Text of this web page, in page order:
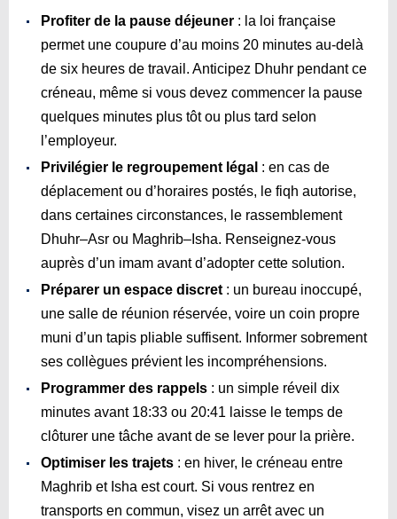
Profiter de la pause déjeuner : la loi française
permet une coupure d’au moins 20 minutes au-delà
de six heures de travail. Anticipez Dhuhr pendant ce
créneau, même si vous devez commencer la pause
quelques minutes plus tôt ou plus tard selon
l’employeur.
Privilégier le regroupement légal : en cas de
déplacement ou d’horaires postés, le fiqh autorise,
dans certaines circonstances, le rassemblement
Dhuhr–Asr ou Maghrib–Isha. Renseignez-vous
auprès d’un imam avant d’adopter cette solution.
Préparer un espace discret : un bureau inoccupé,
une salle de réunion réservée, voire un coin propre
muni d’un tapis pliable suffisent. Informer sobrement
ses collègues prévient les incompréhensions.
Programmer des rappels : un simple réveil dix
minutes avant 18:33 ou 20:41 laisse le temps de
clôturer une tâche avant de se lever pour la prière.
Optimiser les trajets : en hiver, le créneau entre
Maghrib et Isha est court. Si vous rentrez en
transports en commun, visez un arrêt avec un